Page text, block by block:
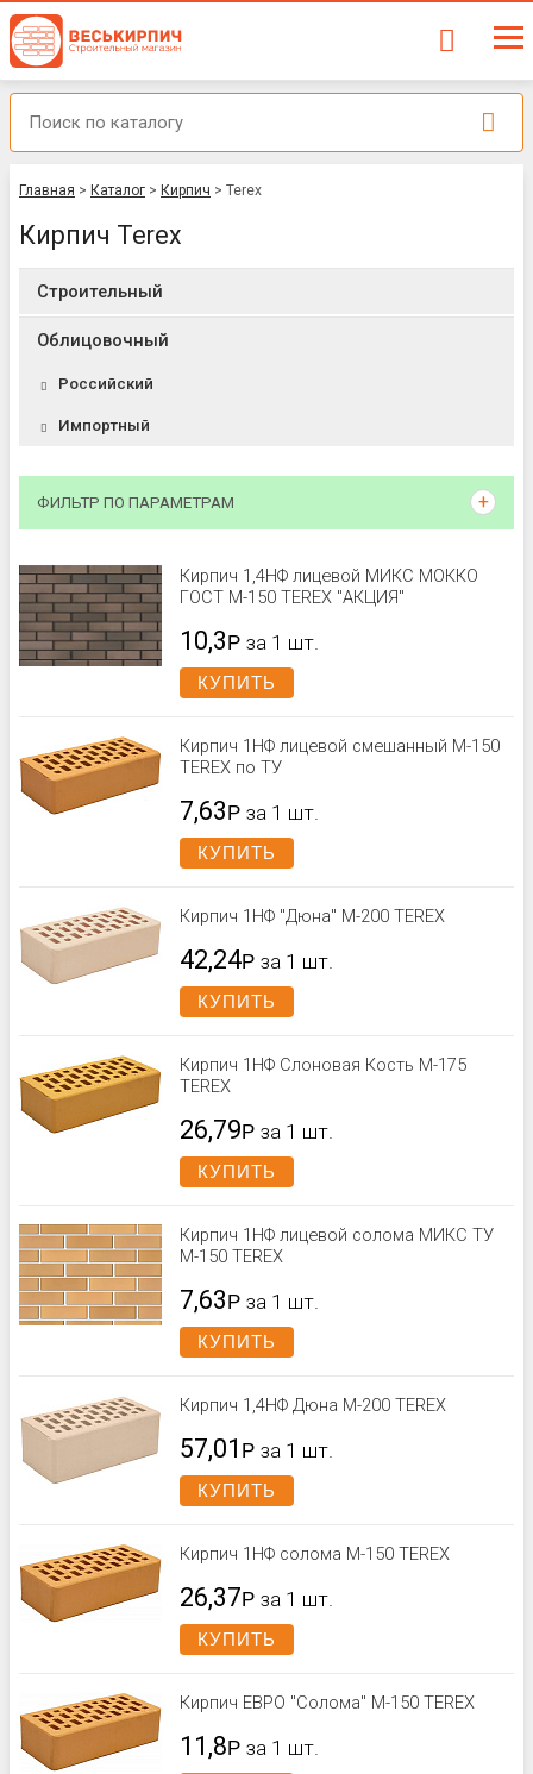
Главная > Каталог > Кирпич > Terex
Кирпич Terex
Строительный
Облицовочный
Российский
Импортный
ФИЛЬТР ПО ПАРАМЕТРАМ
Кирпич 1,4НФ лицевой МИКС МОККО
ГОСТ М-150 TEREX "АКЦИЯ"
10,3Р за 1 шт.
КУПИТЬ
Кирпич 1НФ лицевой смешанный М-150
TEREX по ТУ
7,63Р за 1 шт.
КУПИТЬ
Кирпич 1НФ "Дюна" М-200 TEREX
42,24Р за 1 шт.
КУПИТЬ
Кирпич 1НФ Слоновая Кость М-175
TEREX
26,79Р за 1 шт.
КУПИТЬ
Кирпич 1НФ лицевой солома МИКС ТУ
М-150 TEREX
7,63Р за 1 шт.
КУПИТЬ
Кирпич 1,4НФ Дюна М-200 TEREX
57,01 Р за 1 шт.
КУПИТЬ
Кирпич 1НФ солома М-150 TEREX
26,37Р за 1 шт.
КУПИТЬ
Кирпич ЕВРО "Солома" М-150 TEREX
11,8Р за 1 шт.